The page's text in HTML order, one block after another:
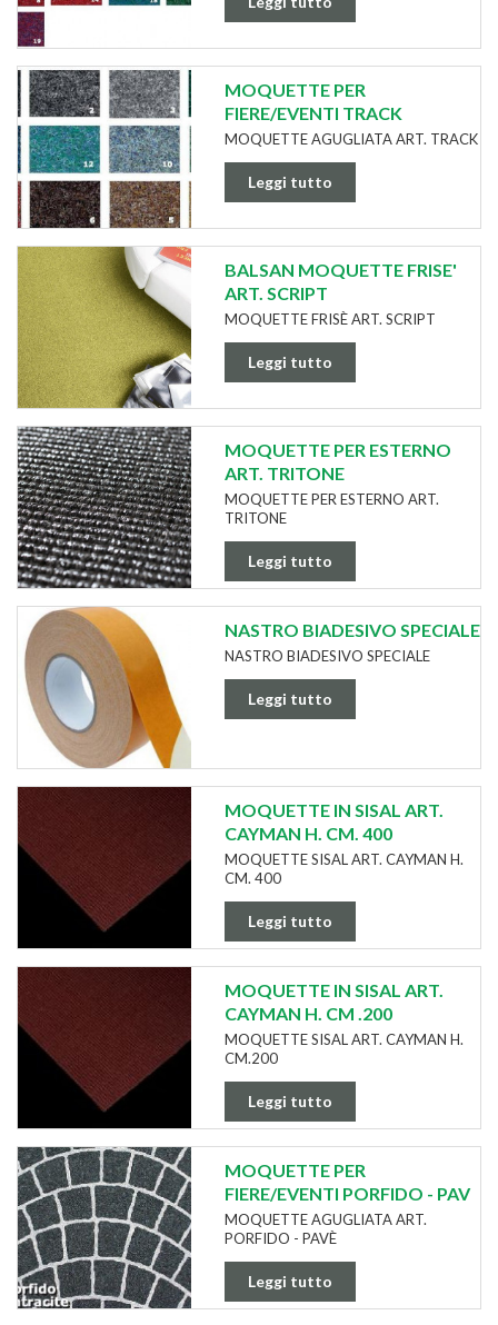
MOQUETTE PER
FIERE/EVENTI TRACK
MOQUETTE AGUGLIATA ART. TRACK
Leggi tutto
BALSAN MOQUETTE FRISE'
ART. SCRIPT
MOQUETTE FRISÈ ART. SCRIPT
Leggi tutto
MOQUETTE PER ESTERNO
ART. TRITONE
MOQUETTE PER ESTERNO ART.
TRITONE
Leggi tutto
NASTRO BIADESIVO SPECIALE
NASTRO BIADESIVO SPECIALE
Leggi tutto
MOQUETTE IN SISAL ART.
CAYMAN H. CM. 400
MOQUETTE SISAL ART. CAYMAN H.
CM. 400
Leggi tutto
MOQUETTE IN SISAL ART.
CAYMAN H. CM .200
MOQUETTE SISAL ART. CAYMAN H.
CM.200
Leggi tutto
MOQUETTE PER
FIERE/EVENTI PORFIDO - PAV
MOQUETTE AGUGLIATA ART.
PORFIDO - PAVÈ
Leggi tutto